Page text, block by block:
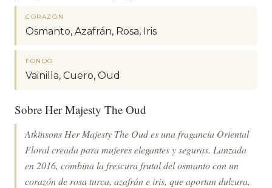
CORAZÓN
Osmanto, Azafrán, Rosa, Iris
FONDO
Vainilla, Cuero, Oud
Sobre Her Majesty The Oud
Atkinsons Her Majesty The Oud es una fragancia Oriental
Floral creada para mujeres elegantes y seguras. Lanzada
en 2016, combina la frescura frutal del osmanto con un
corazón de rosa turca, azafrán e iris, que aportan dulzura,